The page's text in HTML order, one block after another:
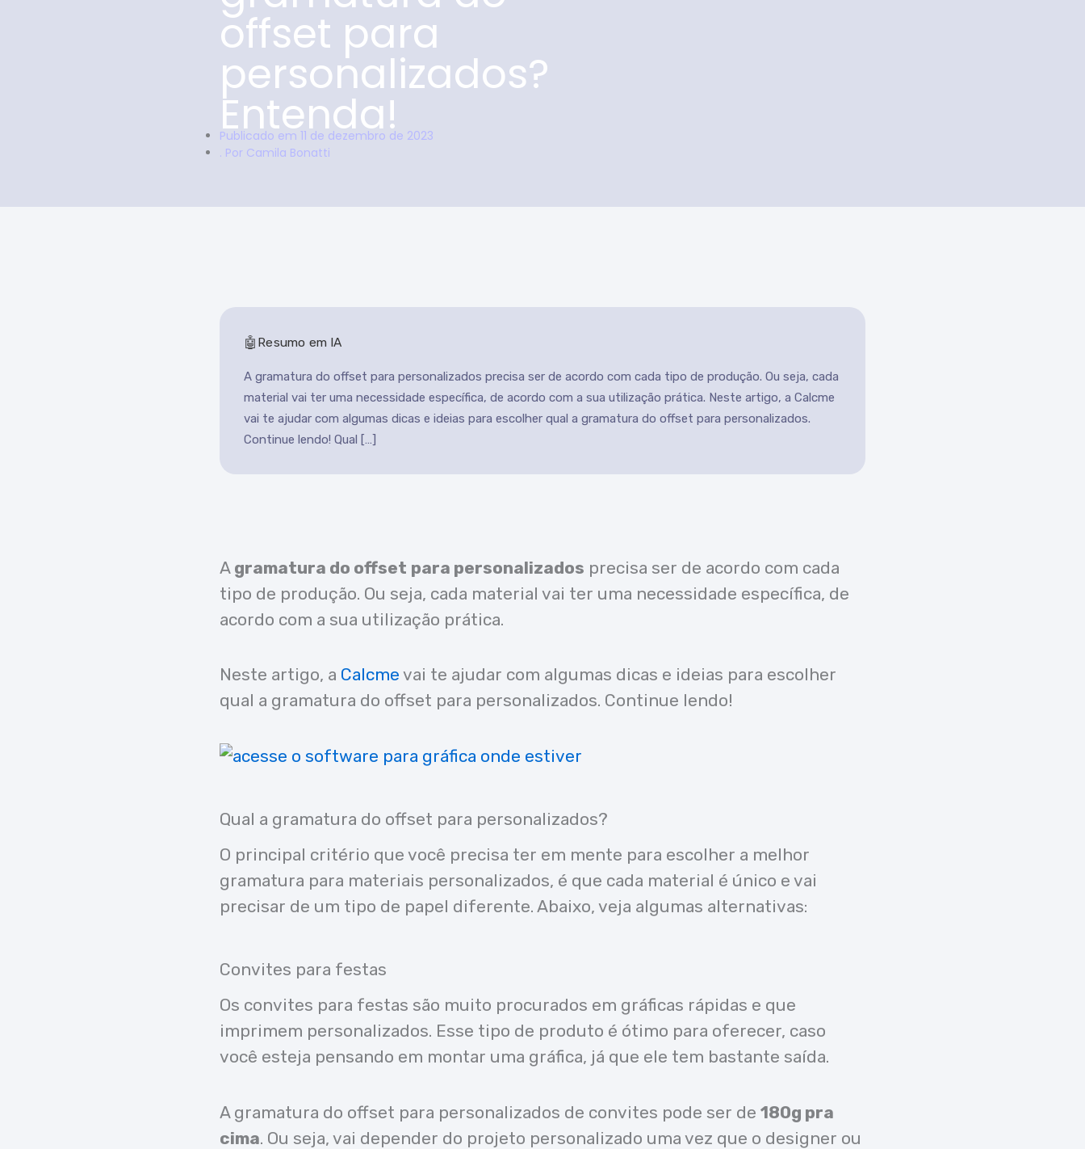
offset para
personalizados?
Entenda!
Publicado em 11 de dezembro de 2023
. Por Camila Bonatti
Resumo em IA
A gramatura do offset para personalizados precisa ser de acordo com cada tipo de produção. Ou seja, cada
material vai ter uma necessidade específica, de acordo com a sua utilização prática. Neste artigo, a Calcme
vai te ajudar com algumas dicas e ideias para escolher qual a gramatura do offset para personalizados.
Continue lendo! Qual […]
A gramatura do offset para personalizados precisa ser de acordo com cada
tipo de produção. Ou seja, cada material vai ter uma necessidade específica, de
acordo com a sua utilização prática.
Neste artigo, a Calcme vai te ajudar com algumas dicas e ideias para escolher
qual a gramatura do offset para personalizados. Continue lendo!
Qual a gramatura do offset para personalizados?
O principal critério que você precisa ter em mente para escolher a melhor
gramatura para materiais personalizados, é que cada material é único e vai
precisar de um tipo de papel diferente. Abaixo, veja algumas alternativas:
Convites para festas
Os convites para festas são muito procurados em gráficas rápidas e que
imprimem personalizados. Esse tipo de produto é ótimo para oferecer, caso
você esteja pensando em montar uma gráfica, já que ele tem bastante saída.
A gramatura do offset para personalizados de convites pode ser de 180g pra
cima. Ou seja, vai depender do projeto personalizado uma vez que o designer ou